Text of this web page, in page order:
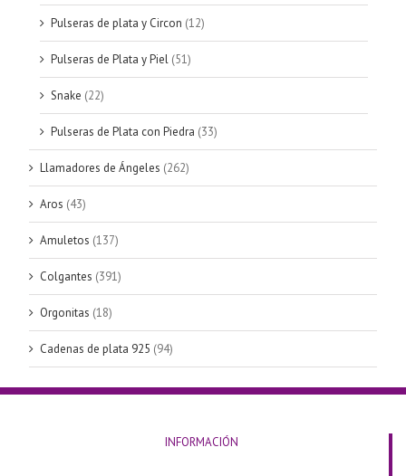
Pulseras de plata y Circon (12)
Pulseras de Plata y Piel (51)
Snake (22)
Pulseras de Plata con Piedra (33)
Llamadores de Ángeles (262)
Aros (43)
Amuletos (137)
Colgantes (391)
Orgonitas (18)
Cadenas de plata 925 (94)
INFORMACIÓN